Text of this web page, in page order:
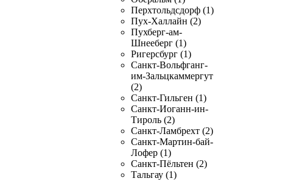
Перхтольдсдорф (1)
Пух-Халлайн (2)
Пухберг-ам-
Шнееберг (1)
Ригерсбург (1)
Санкт-Вольфганг-
им-Зальцкаммергут
(2)
Санкт-Гильген (1)
Санкт-Иоганн-ин-
Тироль (2)
Санкт-Ламбрехт (2)
Санкт-Мартин-бай-
Лофер (1)
Санкт-Пёльтен (2)
Тальгау (1)